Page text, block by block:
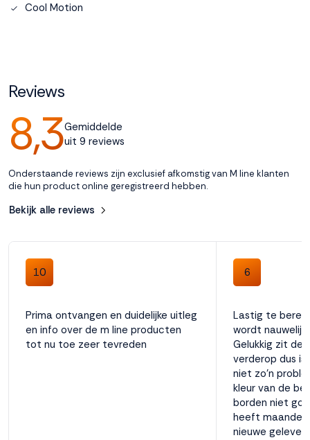
Weigeren
Cool Motion
Reviews
8,3Gemiddelde
uit 9 reviews
Onderstaande reviews zijn exclusief afkomstig van M line klanten
die hun product online geregistreerd hebben.
Bekijk alle reviews
10
Prima ontvangen en duidelijke uitleg
en info over de m line producten
tot nu toe zeer tevreden
6
Lastig te
wordt
Gelukkig zit de
verderop dus
niet zo'n
kleur van de
borden niet
heeft
nieuwe